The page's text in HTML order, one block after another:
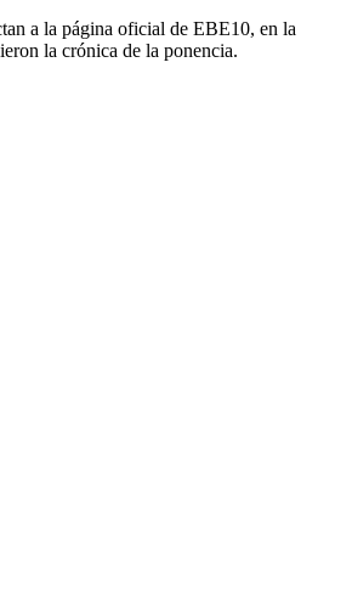
a la página oficial de EBE10, en la
la crónica de la ponencia.